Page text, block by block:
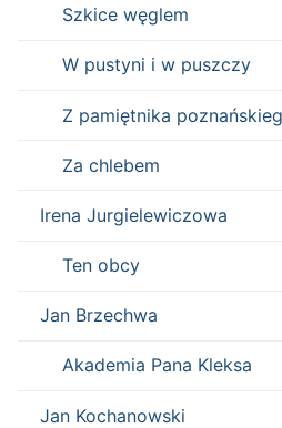
Szkice węglem
W pustyni i w puszczy
Z pamiętnika
Za chlebem
Irena Jurgielewiczowa
Ten obcy
Jan Brzechwa
Akademia Pana Kleksa
Jan Kochanowski